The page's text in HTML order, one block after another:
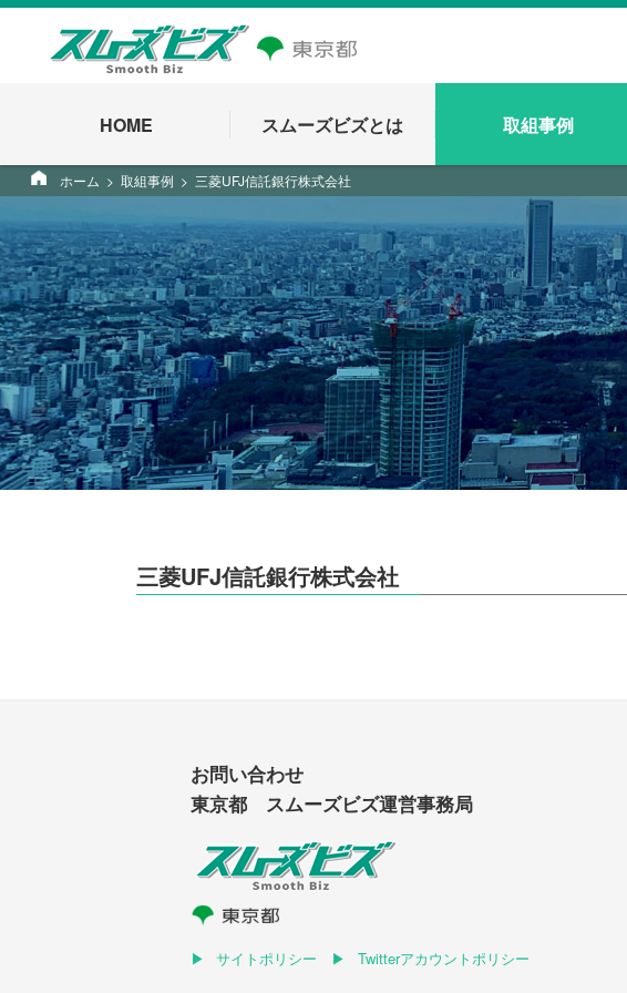
HOME スムーズビズとは 取組事例
ホーム 取組事例 三菱UFJ信託銀行株式会社
三菱UFJ信託銀行株式会社
お問い合わせ
東京都 スムーズビズ運営事務局
サイトポリシー Twitterアカウントポリシー